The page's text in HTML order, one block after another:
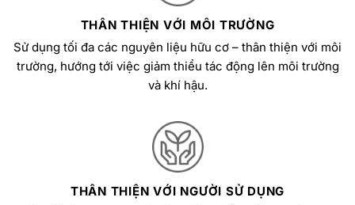
THÂN THIỆN VỚI MÔI TRƯỜNG
Sử dụng tối đa các nguyên liệu hữu cơ – thân thiện với môi
trường, hướng tới việc giảm thiểu tác động lên môi trường
và khí hậu.
THÂN THIỆN VỚI NGƯỜI SỬ DỤNG